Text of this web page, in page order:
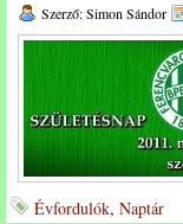
Szerző: Simon Sándor
Évfordulók, Naptár